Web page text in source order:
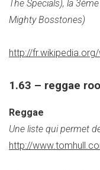
The Specials), la
Mighty Bosstones)
http://
1.63 – reggae
Reggae
Une liste qui permet
http://